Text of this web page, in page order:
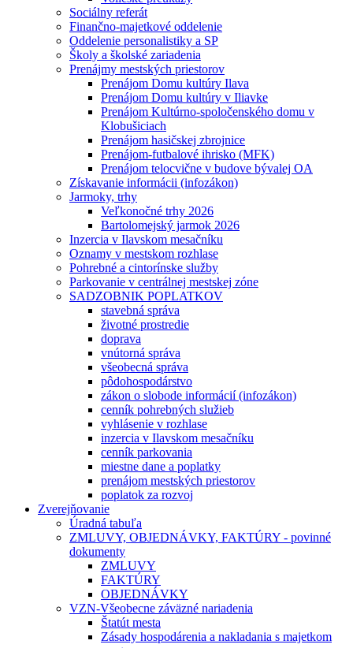
Sociálny referát
Finančno-majetkové oddelenie
Oddelenie personalistiky a SP
Školy a školské zariadenia
Prenájmy mestských priestorov
Prenájom Domu kultúry Ilava
Prenájom Domu kultúry v Iliavke
Prenájom Kultúrno-spoločenského domu v
Klobušiciach
Prenájom hasičskej zbrojnice
Prenájom-futbalové ihrisko (MFK)
Prenájom telocvične v budove bývalej OA
Získavanie informácii (infozákon)
Jarmoky, trhy
Veľkonočné trhy 2026
Bartolomejský jarmok 2026
Inzercia v Ilavskom mesačníku
Oznamy v mestskom rozhlase
Pohrebné a cintorínske služby
Parkovanie v centrálnej mestskej zóne
SADZOBNIK POPLATKOV
stavebná správa
životné prostredie
doprava
vnútorná správa
všeobecná správa
pôdohospodárstvo
zákon o slobode informácií (infozákon)
cenník pohrebných služieb
vyhlásenie v rozhlase
inzercia v Ilavskom mesačníku
cenník parkovania
miestne dane a poplatky
prenájom mestských priestorov
poplatok za rozvoj
Zverejňovanie
Úradná tabuľa
ZMLUVY, OBJEDNÁVKY, FAKTÚRY - povinné
dokumenty
ZMLUVY
FAKTÚRY
OBJEDNÁVKY
VZN-Všeobecne záväzné nariadenia
Štatút mesta
Zásady hospodárenia a nakladania s majetkom